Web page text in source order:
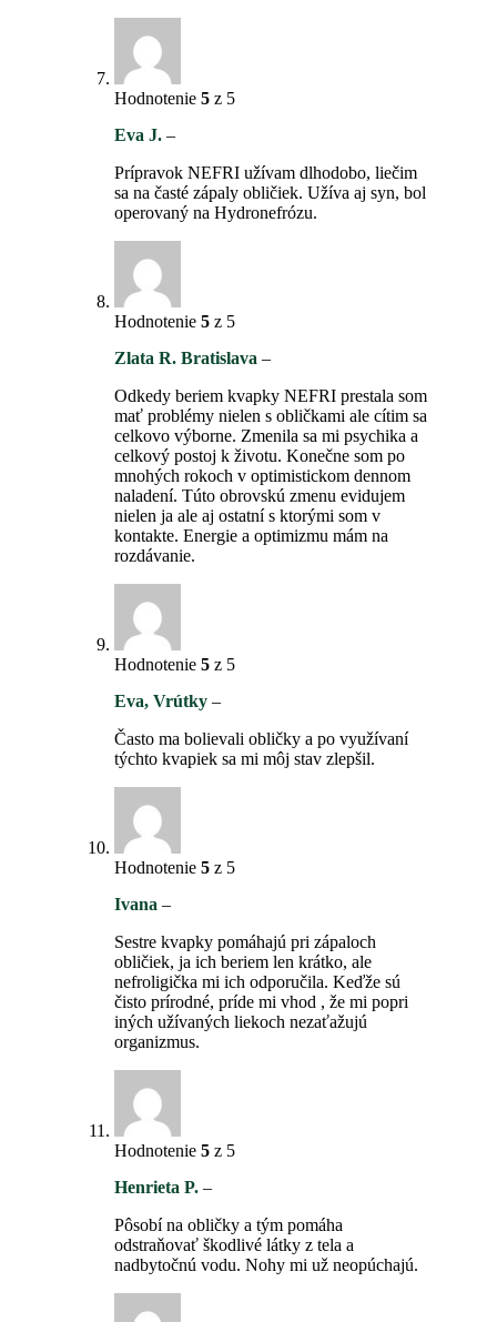
Hodnotenie 5 z 5
Eva J. –
Prípravok NEFRI užívam dlhodobo, liečim
sa na časté zápaly obličiek. Užíva aj syn, bol
operovaný na Hydronefrózu.
Hodnotenie 5 z 5
Zlata R. Bratislava –
Odkedy beriem kvapky NEFRI prestala som
mať problémy nielen s obličkami ale cítim sa
celkovo výborne. Zmenila sa mi psychika a
celkový postoj k životu. Konečne som po
mnohých rokoch v optimistickom dennom
naladení. Túto obrovskú zmenu evidujem
nielen ja ale aj ostatní s ktorými som v
kontakte. Energie a optimizmu mám na
rozdávanie.
Hodnotenie 5 z 5
Eva, Vrútky –
Často ma bolievali obličky a po využívaní
týchto kvapiek sa mi môj stav zlepšil.
Hodnotenie 5 z 5
Ivana –
Sestre kvapky pomáhajú pri zápaloch
obličiek, ja ich beriem len krátko, ale
nefroligička mi ich odporučila. Keďže sú
čisto prírodné, príde mi vhod , že mi popri
iných užívaných liekoch nezaťažujú
organizmus.
Hodnotenie 5 z 5
Henrieta P. –
Pôsobí na obličky a tým pomáha
odstraňovať škodlivé látky z tela a
nadbytočnú vodu. Nohy mi už neopúchajú.